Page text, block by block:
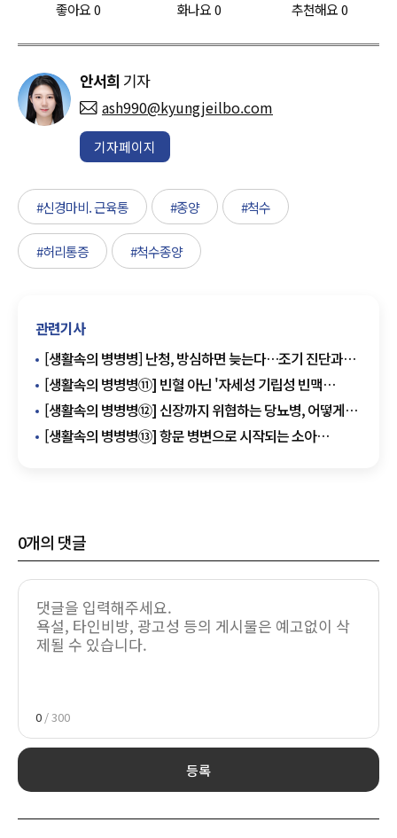
좋아요0 화나요0 추천해요 0
안서희 기자
ash990@kyungjeilbo.com
기자페이지
#신경마비. 근육통 #종양 #척수
#허리통증 #척수종양
관련기사
[생활속의 병병병] 난청, 방심하면 늦는다…조기 진단과
예방이 관건
[생활속의 병병병⑪] 빈혈 아닌 '자세성 기립성 빈맥
증후군', 젊은 여성 중심으로 증가
[생활속의 병병병⑫] 신장까지 위협하는 당뇨병, 어떻게
막을까
[생활속의 병병병⑬] 항문 병변으로 시작되는 소아
0개의 댓글
0 / 300
등록